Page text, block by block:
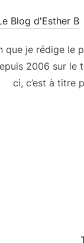
Blog d'Esther B
que je rédige
2006 sur le
ci, c’est à titre
1